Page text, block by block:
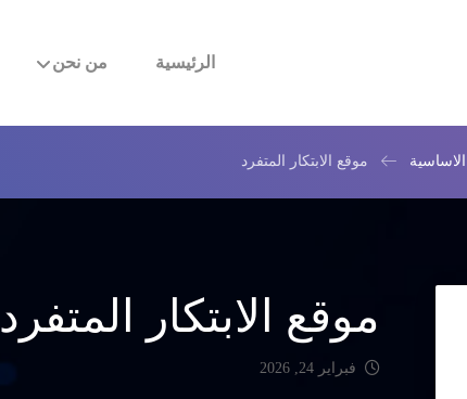
الرئيسية من نحن
موقع الابتكار المتفرد
موقع الابتكار المتفرد
فبراير 24, 2026